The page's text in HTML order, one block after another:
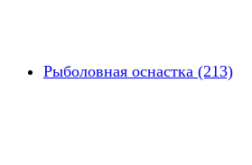
Рыболовная оснастка (213)